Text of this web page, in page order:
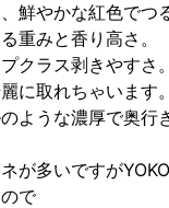
鮮やかな紅色でつ
重みと香り高さ。
クラス剥きやすさ
に取れちゃいます。
ような濃厚で奥行
が多いですが
で